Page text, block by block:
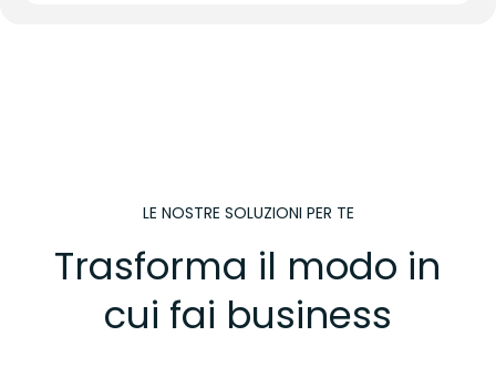
LE NOSTRE SOLUZIONI PER TE
Trasforma il modo in
cui fai business